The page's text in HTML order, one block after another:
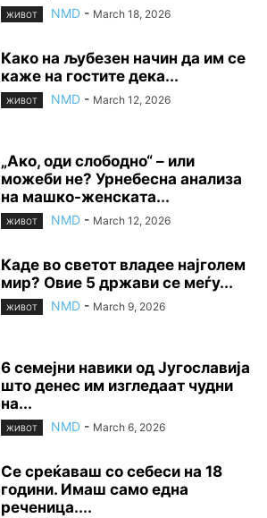
ЖИВОТ NMD - March 18, 2026
Како на љубезен начин да им се
каже на гостите дека...
ЖИВОТ NMD - March 12, 2026
„Ако, оди слободно“ – или
можеби не? Урнебесна анализа
на машко-женската...
ЖИВОТ NMD - March 12, 2026
Каде во светот владее најголем
мир? Овие 5 држави се меѓу...
ЖИВОТ NMD - March 9, 2026
6 семејни навики од Југославија
што денес им изгледаат чудни
на...
ЖИВОТ NMD - March 6, 2026
Се среќаваш со себеси на 18
години. Имаш само една
реченица....